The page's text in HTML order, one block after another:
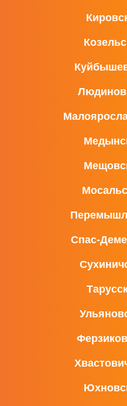
Спас-